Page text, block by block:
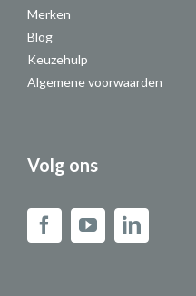
Merken
Blog
Keuzehulp
Algemene voorwaarden
Volg ons